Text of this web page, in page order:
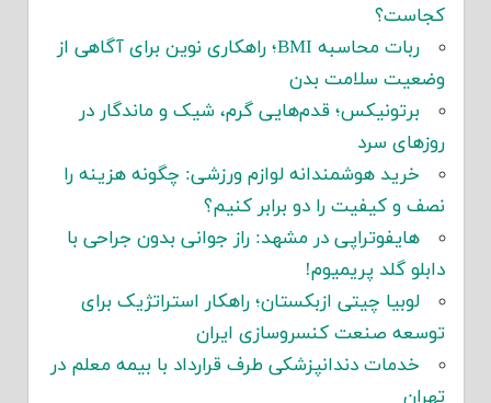
کجاست؟
ربات محاسبه BMI؛ راهکاری نوین برای آگاهی از
وضعیت سلامت بدن
برتونیکس؛ قدم‌هایی گرم، شیک و ماندگار در
روزهای سرد
خرید هوشمندانه لوازم ورزشی: چگونه هزینه را
نصف و کیفیت را دو برابر کنیم؟
هایفوتراپی در مشهد: راز جوانی بدون جراحی با
دابلو گلد پریمیوم!
لوبیا چیتی ازبکستان؛ راهکار استراتژیک برای
توسعه صنعت کنسروسازی ایران
خدمات دندانپزشکی طرف قرارداد با بیمه معلم در